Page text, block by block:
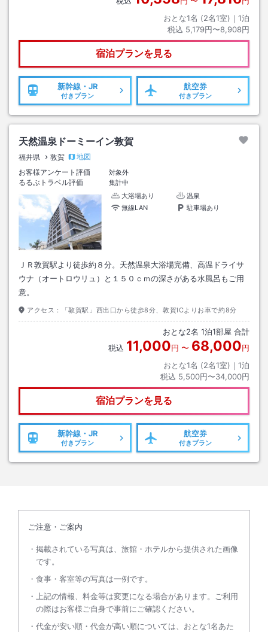
おとな1名 (2名1室)｜ 1泊
税込 5,179円〜8,908円
宿泊プランを見る
新幹線・JR
付きプラン
航空券
付きプラン
天然温泉ドーミーイン敦賀
福井県 敦賀
地図
お客様アンケート評価
対象外
るるぶトラベル評価
集計中
大浴場あり
温泉
無線LAN
駐車場あり
ＪＲ敦賀駅より徒歩約８分。天然温泉大浴場完備、高温ドライサ
ウナ（オートロウリュ）と１５０ｃｍの深さがある水風呂もご用
意。
アクセス： 「敦賀駅」西出口から徒歩8分、敦賀ICよりお車で約8分
おとな2名 1泊1部屋 合計
税込 11,000円 〜 68,000円
おとな1名 (2名1室)｜ 1泊
税込 5,500円〜34,000円
宿泊プランを見る
新幹線・JR
付きプラン
航空券
付きプラン
ご注意・ご案内
掲載されている写真は、旅館・ホテルから提供された画像
です。
食事・客室等の写真は一例です。
上記の情報、料金等は変更になる場合があります。ご利用
の際はお客様ご自身で事前にご確認ください。
代金が安い順・代金が高い順については、おとな1名あた